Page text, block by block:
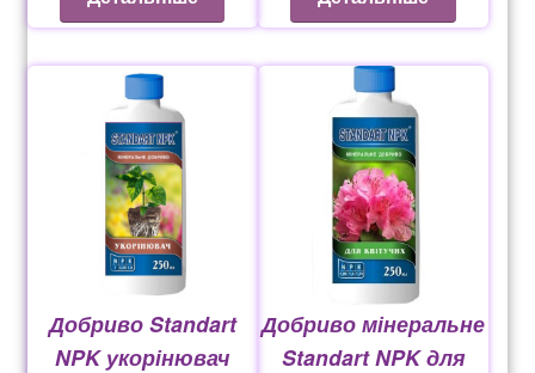
Добриво Standart
NPK укорінювач
Добриво мінеральне
Standart NPK для